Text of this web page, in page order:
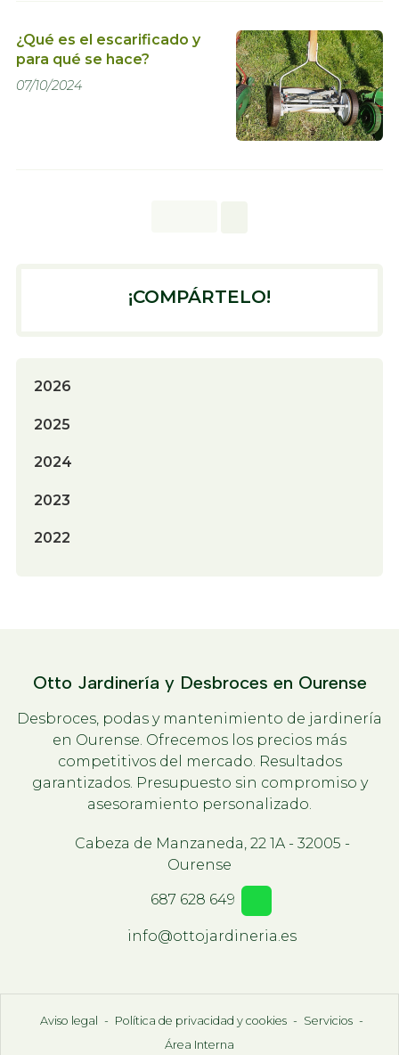
¿Qué es el escarificado y
para qué se hace?
07/10/2024
¡COMPÁRTELO!
2026
2025
2024
2023
2022
Otto Jardinería y Desbroces en Ourense
Desbroces, podas y mantenimiento de jardinería
en Ourense. Ofrecemos los precios más
competitivos del mercado. Resultados
garantizados. Presupuesto sin compromiso y
asesoramiento personalizado.
Cabeza de Manzaneda, 22 1A - 32005 -
Ourense
687 628 649
info@ottojardineria.es
Aviso legal - Política de privacidad y cookies - Servicios -
Área Interna